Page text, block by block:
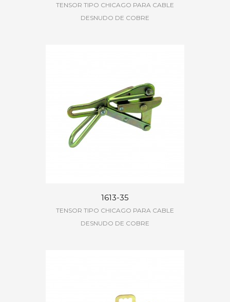
TENSOR TIPO CHICAGO PARA CABLE
DESNUDO DE COBRE
1613-35
TENSOR TIPO CHICAGO PARA CABLE
DESNUDO DE COBRE